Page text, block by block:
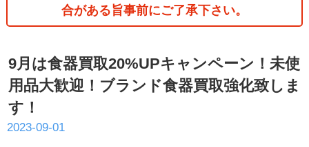
合がある旨事前にご了承下さい。
9月は食器買取20%UPキャンペーン！未使
用品大歓迎！ブランド食器買取強化致しま
す！
2023-09-01